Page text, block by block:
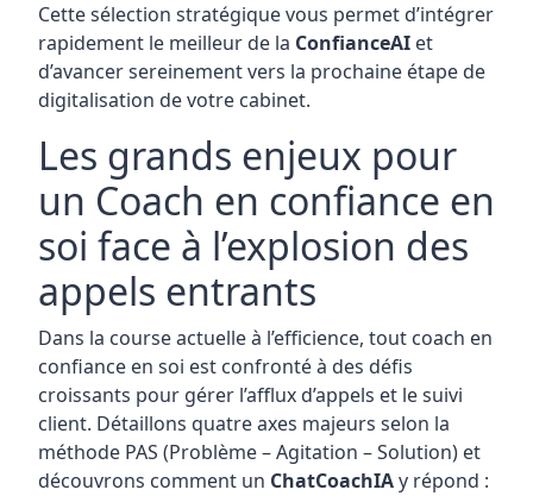
Cette sélection stratégique vous permet d’intégrer
rapidement le meilleur de la ConfianceAI et
d’avancer sereinement vers la prochaine étape de
digitalisation de votre cabinet.
Les grands enjeux pour
un Coach en confiance en
soi face à l’explosion des
appels entrants
Dans la course actuelle à l’efficience, tout coach en
confiance en soi est confronté à des défis
croissants pour gérer l’afflux d’appels et le suivi
client. Détaillons quatre axes majeurs selon la
méthode PAS (Problème – Agitation – Solution) et
découvrons comment un ChatCoachIAy répond :